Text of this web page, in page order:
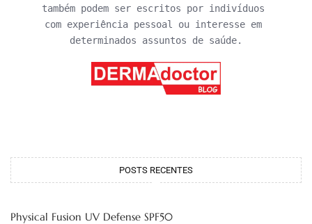
também podem ser escritos por indivíduos
com experiência pessoal ou interesse em
determinados assuntos de saúde.
POSTS RECENTES
Physical Fusion UV Defense SPF50